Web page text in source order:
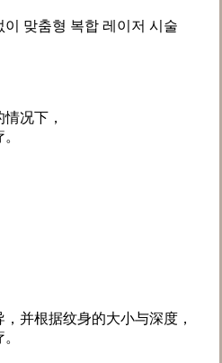
况下，
并根据纹身的大小与深度，